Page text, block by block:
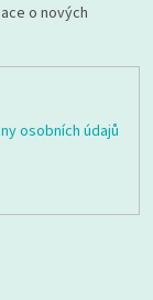
o nových
osobních údajů